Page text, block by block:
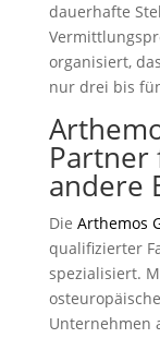
dauerhafte
organisiert,
nur drei bis
Partner
andere
Die Arthemos
qualifizierter
spezialisiert.
Unternehmen